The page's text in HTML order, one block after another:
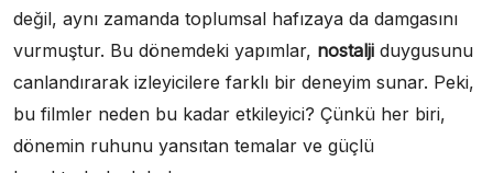
değil, aynı zamanda toplumsal hafızaya da damgasını
vurmuştur. Bu dönemdeki yapımlar, nostalji duygusunu
canlandırarak izleyicilere farklı bir deneyim sunar. Peki,
bu filmler neden bu kadar etkileyici? Çünkü her biri,
dönemin ruhunu yansıtan temalar ve güçlü